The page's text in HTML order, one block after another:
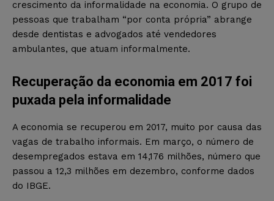
crescimento da informalidade na economia. O grupo de
pessoas que trabalham “por conta própria” abrange
desde dentistas e advogados até vendedores
ambulantes, que atuam informalmente.
Recuperação da economia em 2017 foi
puxada pela informalidade
A economia se recuperou em 2017, muito por causa das
vagas de trabalho informais. Em março, o número de
desempregados estava em 14,176 milhões, número que
passou a 12,3 milhões em dezembro, conforme dados
do IBGE.